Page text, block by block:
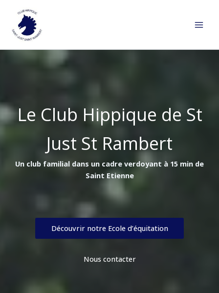
contenu
Le Club Hippique de St
Just St Rambert
Un club familial dans un cadre verdoyant à 15 min de
Saint Etienne
Découvrir notre Ecole d’équitation
Nous contacter